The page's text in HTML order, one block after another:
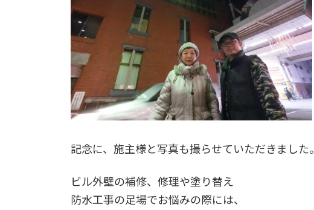
記念に、施主様と写真も撮らせていただきました。
ビル外壁の補修、修理や塗り替え
防水工事の足場でお悩みの際には、